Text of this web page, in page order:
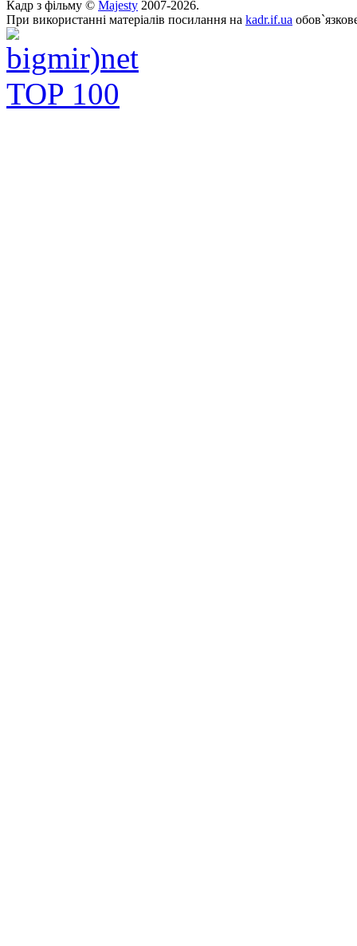
Кадр з фільму © Majesty 2007-2026.
При використанні матеріалів посилання на kadr.if.ua